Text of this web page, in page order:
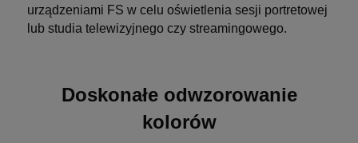
urządzeniami FS w celu oświetlenia sesji portretowej
lub studia telewizyjnego czy streamingowego.
Doskonałe odwzorowanie
kolorów